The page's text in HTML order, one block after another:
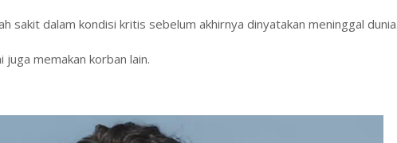
sakit dalam kondisi kritis sebelum akhirnya dinyatakan meninggal dunia.
juga memakan korban lain.